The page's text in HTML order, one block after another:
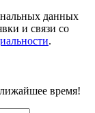
данных
и связи со
.
время!